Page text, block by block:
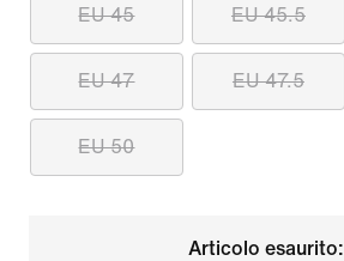
EU 45 EU 45.5
EU 47 EU 47.5
EU 50
Articolo esaurito: